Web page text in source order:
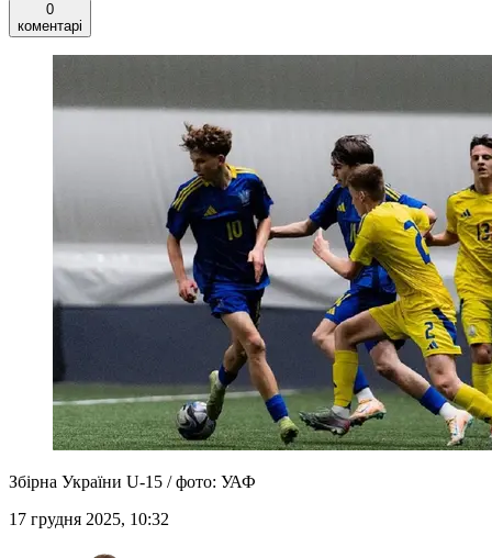
0
коментарі
Збірна України U-15 / фото: УАФ
17 грудня 2025, 10:32